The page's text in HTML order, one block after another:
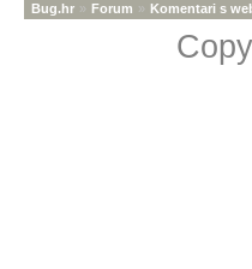
Bug.hr » Forum » Komentari s